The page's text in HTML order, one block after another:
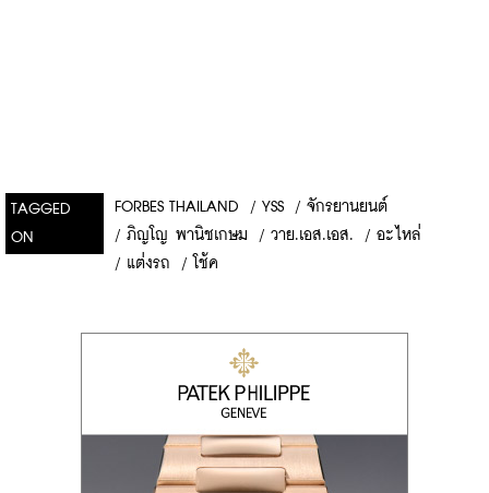
TAGGED
ON
FORBES THAILAND / YSS / จักรยานยนต์
/ ภิญโญ พานิชเกษม / วาย.เอส.เอส. / อะไหล่
/ แต่งรถ / โช้ค